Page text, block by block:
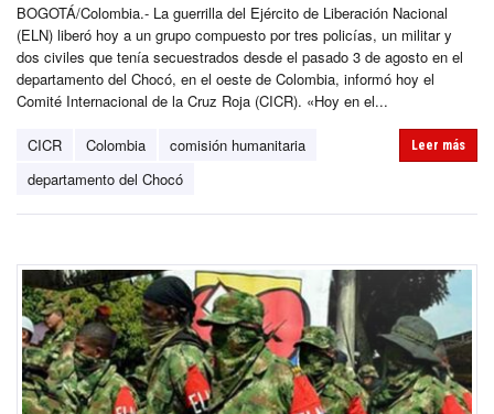
BOGOTÁ/Colombia.- La guerrilla del Ejército de Liberación Nacional
(ELN) liberó hoy a un grupo compuesto por tres policías, un militar y
dos civiles que tenía secuestrados desde el pasado 3 de agosto en el
departamento del Chocó, en el oeste de Colombia, informó hoy el
Comité Internacional de la Cruz Roja (CICR). «Hoy en el...
CICR Colombia
comisión humanitaria
departamento del Chocó
Leer más